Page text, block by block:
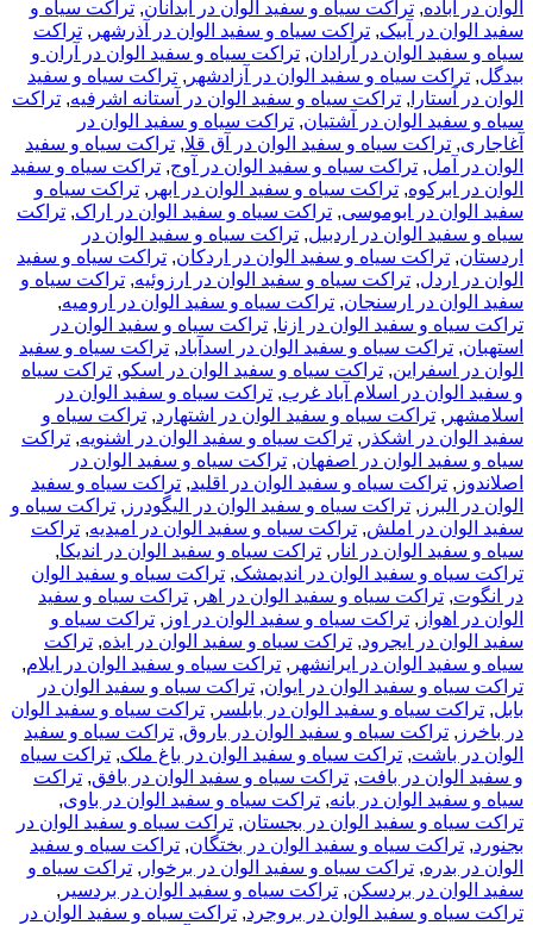
, تراکت سیاه و سفید الوان در آبدانان, تراکت سیاه و
در آبیک, تراکت سیاه و سفید الوان در آذرشهر ,تراکت
الوان در آرادان, تراکت سیاه و سفید الوان در آران و
سیاه و سفید الوان در آزادشهر,تراکت سیاه و سفید
, تراکت سیاه و سفید الوان در آستانه اشرفیه,تراکت
الوان در آشتیان,تراکت سیاه و سفید الوان در
تراکت سیاه و سفید الوان در آق قلا, تراکت سیاه و سفید
, تراکت سیاه و سفید الوان در آوج, تراکت سیاه و سفید
, تراکت سیاه و سفید الوان در ابهر, تراکت سیاه و
در ابوموسی, تراکت سیاه و سفید الوان در اراک ,تراکت
الوان در اردبیل, تراکت سیاه و سفید الوان در
تراکت سیاه و سفید الوان در اردکان,تراکت سیاه و سفید
,تراکت سیاه و سفید الوان در ارزوئیه ,تراکت سیاه و
در ارسنجان, تراکت سیاه و سفید الوان در ارومیه,
و سفید الوان در ازنا,تراکت سیاه و سفید الوان در
سیاه و سفید الوان در اسدآباد,تراکت سیاه و سفید
, تراکت سیاه و سفید الوان در اسکو ,تراکت سیاه
در اسلام آباد غرب,تراکت سیاه و سفید الوان در
تراکت سیاه و سفید الوان در اشتهارد ,تراکت سیاه و
در اشکذر, تراکت سیاه و سفید الوان در اشنویه, تراکت
الوان در اصفهان ,تراکت سیاه و سفید الوان در
تراکت سیاه و سفید الوان در اقلید ,تراکت سیاه و سفید
,تراکت سیاه و سفید الوان در الیگودرز, تراکت سیاه و
در املش, تراکت سیاه و سفید الوان در امیدیه, تراکت
الوان در انار,تراکت سیاه و سفید الوان در اندیکا ,
و سفید الوان در اندیمشک,
تراکت سیاه و سفید الوان
تراکت سیاه و سفید الوان در اهر,تراکت سیاه و سفید
,تراکت سیاه و سفید الوان در اوز,تراکت سیاه و
در ایجرود, تراکت سیاه و سفید الوان در ایذه, تراکت
الوان در ایرانشهر, تراکت سیاه و سفید الوان در ایلام,
و سفید الوان در ایوان ,تراکت سیاه و سفید الوان در
سیاه و سفید الوان در بابلسر, تراکت سیاه و سفید الوان
تراکت سیاه و سفید الوان در باروق,تراکت سیاه و سفید
, تراکت سیاه و سفید الوان در باغ ملک ,تراکت سیاه
در بافت ,تراکت سیاه و سفید الوان در بافق ,تراکت
الوان در بانه, تراکت سیاه و سفید الوان در باوی
و سفید الوان در بجستان ,تراکت سیاه و سفید الوان در
سیاه و سفید الوان در بختگان,تراکت سیاه و سفید
, تراکت سیاه و سفید الوان در برخوار, تراکت سیاه و
در بردسکن, تراکت سیاه و سفید الوان در بردسیر
و سفید الوان در بروجرد ,تراکت سیاه و سفید الوان در